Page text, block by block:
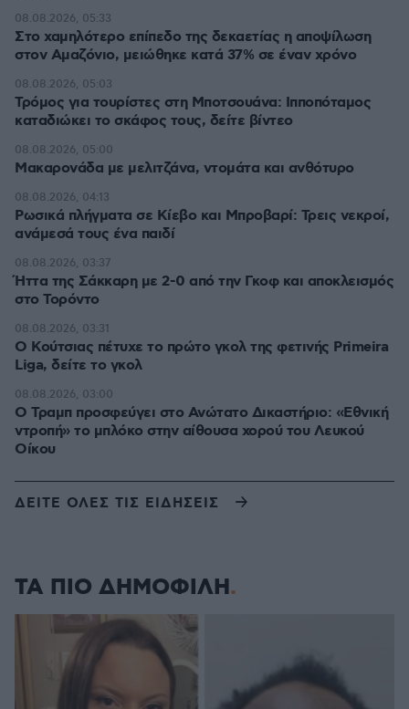
Στο χαμηλότερο επίπεδο της δεκαετίας η αποψίλωση
στον Αμαζόνιο, μειώθηκε κατά 37% σε έναν χρόνο
08.08.2026, 05:33
Τρόμος για τουρίστες στη Μποτσουάνα: Ιπποπόταμος
καταδιώκει το σκάφος τους, δείτε βίντεο
08.08.2026, 05:03
Μακαρονάδα με μελιτζάνα, ντομάτα και ανθότυρο
08.08.2026, 05:00
Ρωσικά πλήγματα σε Κίεβο και Μπροβαρί: Τρεις νεκροί,
ανάμεσά τους ένα παιδί
08.08.2026, 04:13
Ήττα της Σάκκαρη με 2-0 από την Γκοφ και αποκλεισμός
στο Τορόντο
08.08.2026, 03:37
Ο Κούτσιας πέτυχε το πρώτο γκολ της φετινής Primeira
Liga, δείτε το γκολ
08.08.2026, 03:31
Ο Τραμπ προσφεύγει στο Ανώτατο Δικαστήριο: «Εθνική
ντροπή» το μπλόκο στην αίθουσα χορού του Λευκού
Οίκου
08.08.2026, 03:00
ΔΕΙΤΕ ΟΛΕΣ ΤΙΣ ΕΙΔΗΣΕΙΣ
ΤΑ ΠΙΟ ΔΗΜΟΦΙΛΗ